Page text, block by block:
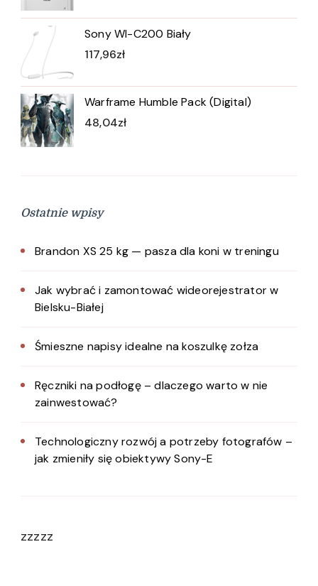
Sony WI-C200 Biały
117,96zł
Warframe Humble Pack (Digital)
48,04zł
Ostatnie wpisy
Brandon XS 25 kg — pasza dla koni w treningu
Jak wybrać i zamontować wideorejestrator w
Bielsku-Białej
Śmieszne napisy idealne na koszulkę zołza
Ręczniki na podłogę – dlaczego warto w nie
zainwestować?
Technologiczny rozwój a potrzeby fotografów –
jak zmieniły się obiektywy Sony-E
zzzzz